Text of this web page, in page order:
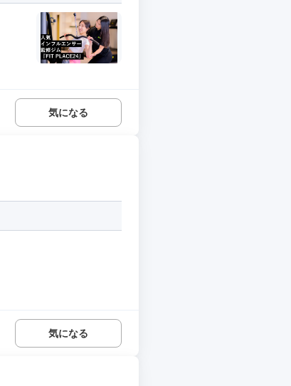
気になる
気になる